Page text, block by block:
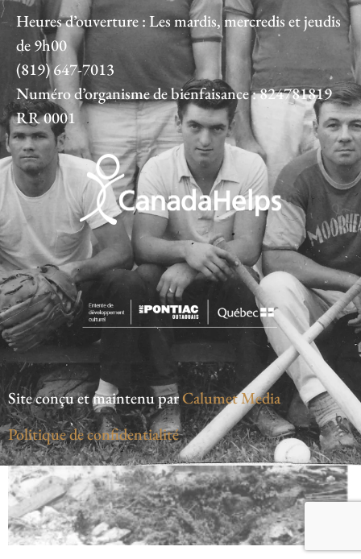
Heures d’ouverture : Les mardis, mercredis et jeudis
de 9h00
(819) 647-7013
Numéro d’organisme de bienfaisance : 824781819
RR 0001
Site conçu et maintenu parCalumet Media
Politique de confidentialité